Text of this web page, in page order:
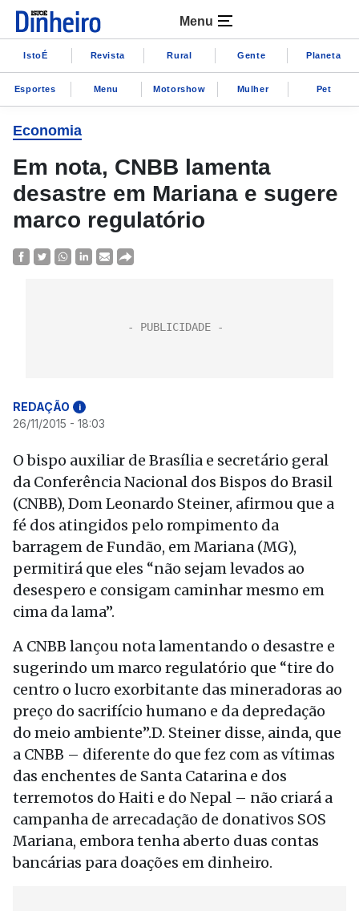
Menu
IstoÉ Revista Rural Gente Planeta
Esportes Menu Motorshow Mulher Pet
Economia
Em nota, CNBB lamenta
desastre em Mariana e sugere
marco regulatório
REDAÇÃO i
26/11/2015 - 18:03
O bispo auxiliar de Brasília e secretário geral
da Conferência Nacional dos Bispos do Brasil
(CNBB), Dom Leonardo Steiner, afirmou que a
fé dos atingidos pelo rompimento da
barragem de Fundão, em Mariana (MG),
permitirá que eles “não sejam levados ao
desespero e consigam caminhar mesmo em
cima da lama”.
A CNBB lançou nota lamentando o desastre e
sugerindo um marco regulatório que “tire do
centro o lucro exorbitante das mineradoras ao
preço do sacrifício humano e da depredação
do meio ambiente”.D. Steiner disse, ainda, que
a CNBB – diferente do que fez com as vítimas
das enchentes de Santa Catarina e dos
terremotos do Haiti e do Nepal – não criará a
campanha de arrecadação de donativos SOS
Mariana, embora tenha aberto duas contas
bancárias para doações em dinheiro.